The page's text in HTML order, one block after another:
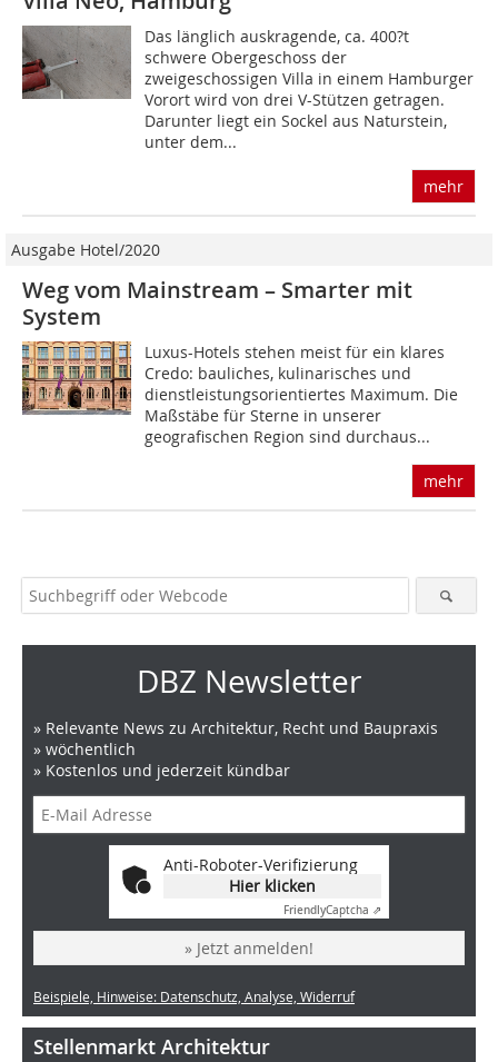
Das länglich auskragende, ca. 400?t
schwere Obergeschoss der
zweigeschossigen Villa in einem Hamburger
Vorort wird von drei V-Stützen getragen.
Darunter liegt ein Sockel aus Naturstein,
unter dem...
mehr
Ausgabe Hotel/2020
Weg vom Mainstream – Smarter mit
System
Luxus-Hotels stehen meist für ein klares
Credo: bauliches, kulinarisches und
dienstleistungsorientiertes Maximum. Die
Maßstäbe für Sterne in unserer
geografischen Region sind durchaus...
mehr
DBZ Newsletter
» Relevante News zu Architektur, Recht und Baupraxis
» wöchentlich
» Kostenlos und jederzeit kündbar
Anti-Roboter-Verifizierung
Hier klicken
FriendlyCaptcha ⇗
» Jetzt anmelden!
Beispiele, Hinweise: Datenschutz, Analyse, Widerruf
Stellenmarkt Architektur